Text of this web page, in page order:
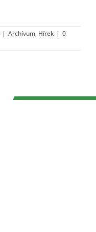
| Archívum, Hírek | 0